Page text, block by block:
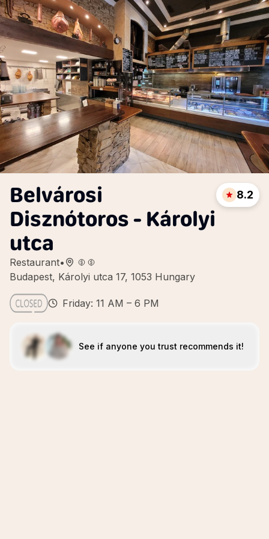
Belvárosi
Disznótoros - Károlyi
utca
Restaurant•
Budapest, Károlyi utca 17, 1053 Hungary
8.2
Friday: 11 AM – 6 PM
See if anyone you trust recommends it!